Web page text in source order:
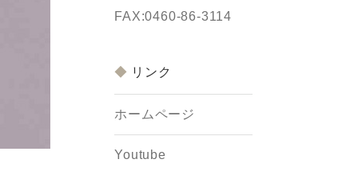
FAX:0460-86-3114
リンク
ホームページ
Youtube